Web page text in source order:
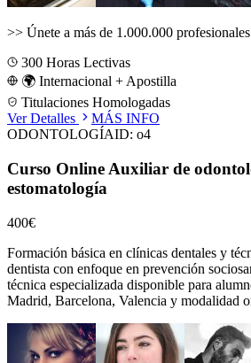
>> Únete a más de 1.000.000
300 Horas Lectivas
🌍 Internacional + Apostilla
Titulaciones Homologadas
Ver Detalles
MÁS INFO
ODONTOLOGÍAID: o4
Curso Online Auxiliar de
estomatología
400€
Formación básica en clínicas dentales y
dentista con enfoque en prevención
técnica especializada disponible para
Madrid, Barcelona, Valencia y modalidad